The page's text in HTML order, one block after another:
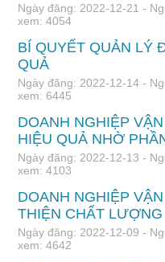
Ngày đăng: 2022-12-21 -
xem: 4054
BÍ QUYẾT QUẢN LÝ
QUẢ
Ngày đăng: 2022-12-14 -
xem: 6445
DOANH NGHIỆP
HIỆU QUẢ NHỜ
Ngày đăng: 2022-12-13 -
xem: 4103
DOANH NGHIỆP
THIỆN CHẤT
Ngày đăng: 2022-12-09 -
xem: 4642